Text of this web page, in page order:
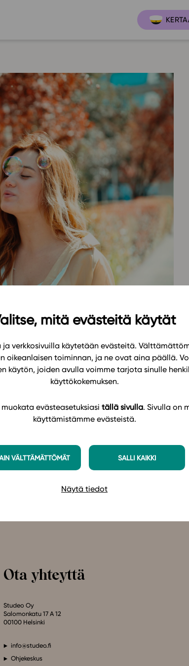
mitä evästeitä käytät
ja verkkosivuilla käytetään evästeitä.
oikeanlaisen toiminnan, ja ne ovat aina päällä.
käytön, joiden avulla voimme tarjota sinulle
käyttökokemuksen.
evästeasetuksiasi tällä sivulla. Sivulla on
käyttämistämme evästeistä.
VÄLTTÄMÄTTÖMÄT SALLI KAIKKI
Näytä tiedot
Lukio
LOPS 2021
GLP 2021
Oppimateriaalit
Hinnasto
Lukion pakettilisenssi
Käyttöönotto
Bruksanvisning
Helsingissä.
Studeon tarjoamista sähköisistä
Ota yhteyttä
Studeo Oy
Salomonkatu 17 A 12
00100 Helsinki
info@studeo.fi
Ohjekeskus